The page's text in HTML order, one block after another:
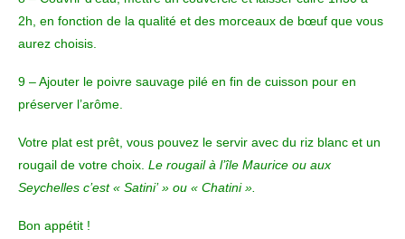
2h, en fonction de la qualité et des morceaux de bœuf que vous
aurez choisis.
9 – Ajouter le poivre sauvage pilé en fin de cuisson pour en
préserver l’arôme.
Votre plat est prêt, vous pouvez le servir avec du riz blanc et un
rougail de votre choix. Le rougail à l’île Maurice ou aux
Seychelles c’est « Satini’ » ou « Chatini ».
Bon appétit !